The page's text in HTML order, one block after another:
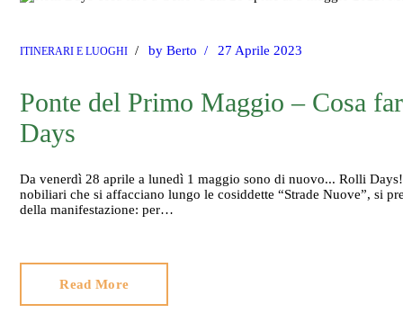
ITINERARI E LUOGHI byBerto 27 Aprile 2023
Ponte del Primo Maggio – Cosa
Days
Da venerdì 28 aprile a lunedì 1 maggio sono di nuovo... Rolli
nobiliari che si affacciano lungo le cosiddette “Strade Nuove”, si
della manifestazione: per…
Read More